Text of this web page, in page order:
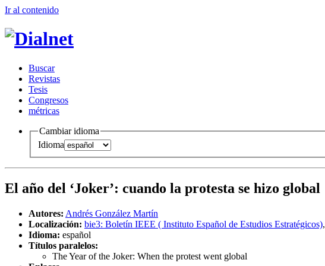
Ir al contenido
Buscar
Revistas
Tesis
Congresos
métricas
Cambiar idioma
Idioma
El año del ‘Joker’: cuando la protesta se hizo global
Autores: Andrés González Martín
Localización: bie3: Boletín IEEE ( Instituto Español de Estudios Estratégicos),
Idioma: español
Títulos paralelos:
The Year of the Joker: When the protest went global